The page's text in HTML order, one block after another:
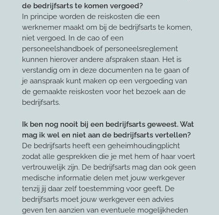
de bedrijfsarts te komen vergoed?
In principe worden de reiskosten die een
werknemer maakt om bij de bedrijfsarts te komen,
niet vergoed. In de cao of een
personeelshandboek of personeelsreglement
kunnen hierover andere afspraken staan. Het is
verstandig om in deze documenten na te gaan of
je aanspraak kunt maken op een vergoeding van
de gemaakte reiskosten voor het bezoek aan de
bedrijfsarts.
Ik ben nog nooit bij een bedrijfsarts geweest. Wat
mag ik wel en niet aan de bedrijfsarts vertellen?
De bedrijfsarts heeft een geheimhoudingplicht
zodat alle gesprekken die je met hem of haar voert
vertrouwelijk zijn. De bedrijfsarts mag dan ook geen
medische informatie delen met jouw werkgever
tenzij jij daar zelf toestemming voor geeft. De
bedrijfsarts moet jouw werkgever een advies
geven ten aanzien van eventuele mogelijkheden